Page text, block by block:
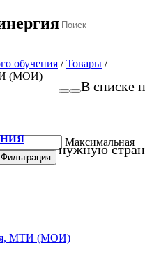
В списке
нужную
МТИ
обучения /Товары /
(МОИ)
Максимальная
Фильтрация
МТИ (МОИ)